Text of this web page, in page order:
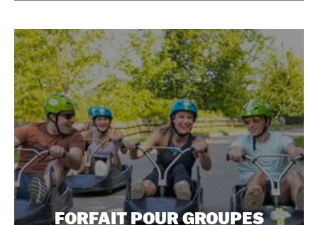
FORFAIT POUR GROUPES